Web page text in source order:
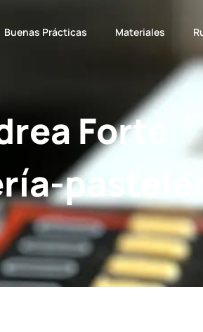
Buenas Prácticas Materiales
Forte